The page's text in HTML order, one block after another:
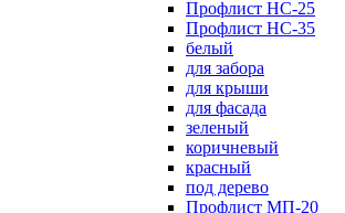
Профлист НС-25
Профлист НС-35
белый
для забора
для крыши
для фасада
зеленый
коричневый
красный
под дерево
Профлист МП-20